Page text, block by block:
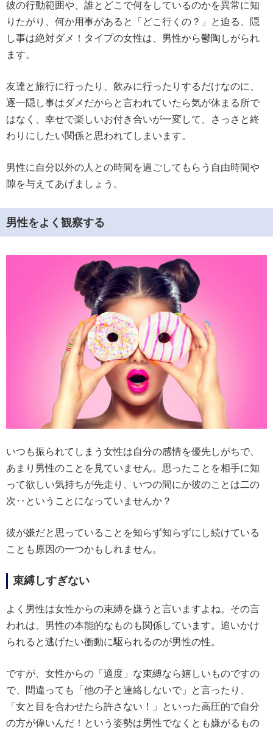
彼の行動範囲や、誰とどこで何をしているのかを異常に知
りたがり、何か用事があると「どこ行くの？」と迫る、隠
し事は絶対ダメ！タイプの女性は、男性から鬱陶しがられ
ます。
友達と旅行に行ったり、飲みに行ったりするだけなのに、
逐一隠し事はダメだからと言われていたら気が休まる所で
はなく、幸せで楽しいお付き合いが一変して、さっさと終
わりにしたい関係と思われてしまいます。
男性に自分以外の人との時間を過ごしてもらう自由時間や
隙を与えてあげましょう。
男性をよく観察する
いつも振られてしまう女性は自分の感情を優先しがちで、
あまり男性のことを見ていません。思ったことを相手に知
って欲しい気持ちが先走り、いつの間にか彼のことは二の
次‥ということになっていませんか？
彼が嫌だと思っていることを知らず知らずにし続けている
ことも原因の一つかもしれません。
束縛しすぎない
よく男性は女性からの束縛を嫌うと言いますよね。その言
われは、男性の本能的なものも関係しています。追いかけ
られると逃げたい衝動に駆られるのが男性の性。
ですが、女性からの「適度」な束縛なら嬉しいものですの
で、間違っても「他の子と連絡しないで」と言ったり、
「女と目を合わせたら許さない！」といった高圧的で自分
の方が偉いんだ！という姿勢は男性でなくとも嫌がるもの